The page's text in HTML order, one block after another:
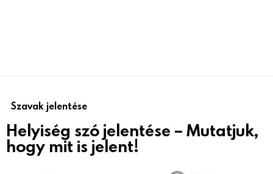
Szavak jelentése
Helyiség szó jelentése – Mutatjuk,
hogy mit is jelent!